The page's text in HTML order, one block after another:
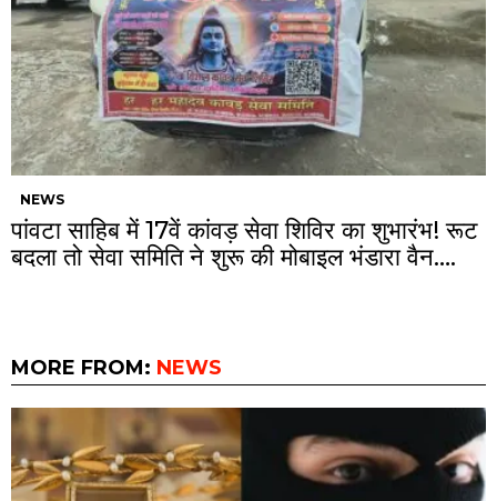
NEWS
पांवटा साहिब में 17वें कांवड़ सेवा शिविर का शुभारंभ! रूट
बदला तो सेवा समिति ने शुरू की मोबाइल भंडारा वैन….
MORE FROM: NEWS